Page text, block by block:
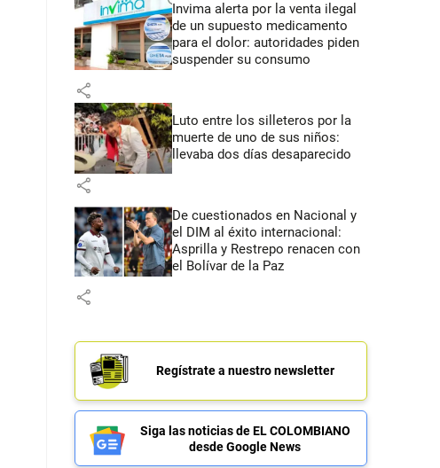
Invima alerta por la venta ilegal
de un supuesto medicamento
para el dolor: autoridades piden
suspender su consumo
share
Luto entre los silleteros por la
muerte de uno de sus niños:
llevaba dos días desaparecido
share
De cuestionados en Nacional y
el DIM al éxito internacional:
Asprilla y Restrepo renacen con
el Bolívar de la Paz
share
Regístrate a nuestro newsletter
Siga las noticias de EL COLOMBIANO
desde Google News